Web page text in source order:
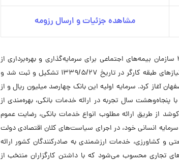
مشاهده جزئیات و ارسال رزومه
بانک رفاه کارگران در اجرای تبصره ماده 39 قانون بودجه سال 1338 و ماده 38 سازمان بیمه‌های اجتماعی برای سرمایه‌گذاری و بهره‌برداری از
وجوه بیمه کارگران با هدف کمک به تأمین رفاه و ایجاد تسهیلات لازم برای رفع نیازهای طبقه کارگر در تاریخ 1339/5/27 تشکیل و ثبت شد و
در تهران و شعبه اصفهان آغاز کرد. سرمایه اولیه این بانک چهارصد میلیون ریال و از
سال تجربه در ارائه خدمات بانکی، بهره‌مندی از
فعال در سراسر کشور، می‌کوشد از طریق ارائه مطلوب انواع خدمات بانکی، رضایت عموم
سرمایه انسانی خود، در اجرای سیاست‌های کلان اقتصادی دولت
و کشاورزی، خدمات ارزشمندی به صادرکنندگان کشور ارائه
تجاری محسوب می‌شود که با داشتن کارگزاران منتخب از